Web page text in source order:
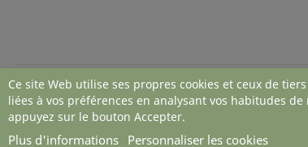
Ce site Web utilise ses propres cookies et ceux de
liées à vos préférences en analysant vos habitudes
appuyez sur le bouton Accepter.
Plus d'informations Personnaliser les cookies